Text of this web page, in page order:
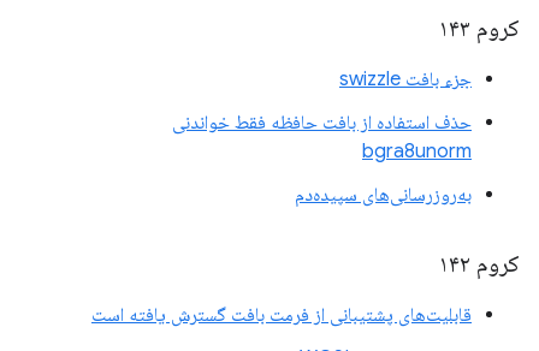
کروم ۱۴۳
جزء بافت swizzle
حذف استفاده از بافت حافظه فقط خواندنی
bgra8unorm
به‌روزرسانی‌های سپیده‌دم
کروم ۱۴۲
قابلیت‌های پشتیبانی از فرمت بافت گسترش یافته است